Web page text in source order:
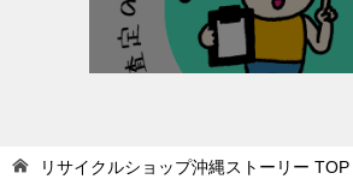
リサイクルショップ沖縄ストーリー TOP